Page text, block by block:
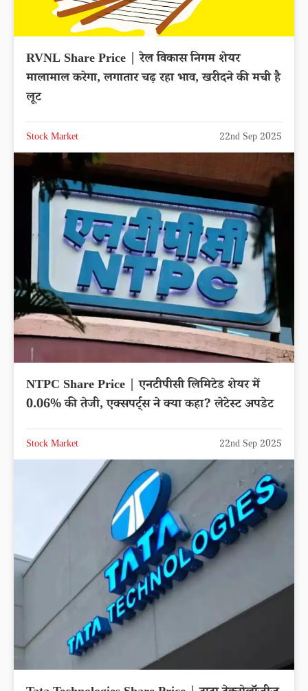
RVNL Share Price | रेल विकास निगम शेयर
मालामाल करेगा, लगातार चढ़ रहा भाव, खरीदने की मची है
लूट
Stock Market 22nd Sep 2025
NTPC Share Price | एनटीपीसी लिमिटेड शेयर में
0.06% की तेजी, एक्सपर्ट्स ने क्या कहा? लेटेस्ट अपडेट
Stock Market 22nd Sep 2025